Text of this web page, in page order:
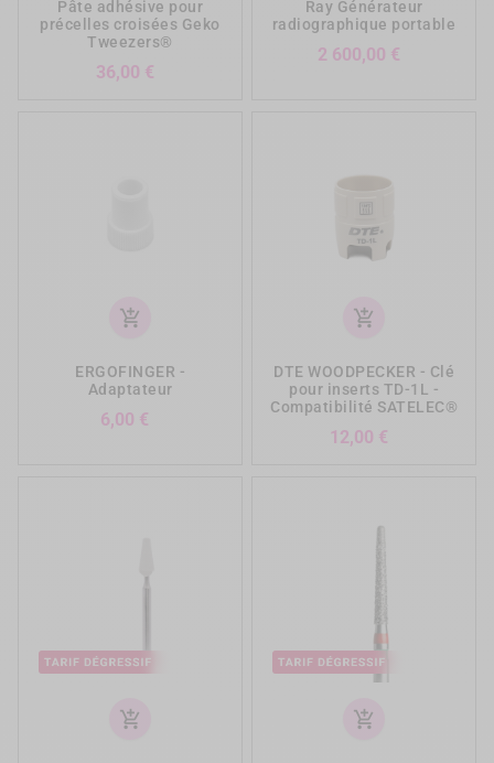
Pâte adhésive pour
précelles croisées Geko
Tweezers®
36,00 €
Ray Générateur
radiographique portable
2 600,00 €
add_shopping_cart
ERGOFINGER -
Adaptateur
6,00 €
add_shopping_cart
DTE WOODPECKER - Clé
pour inserts TD-1L -
Compatibilité SATELEC®
12,00 €
add_shopping_cart add_shopping_cart